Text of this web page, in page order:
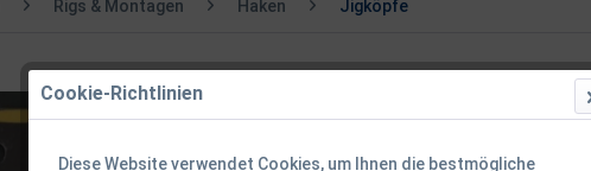
Rigs & Montagen Haken Jigköpfe
Gamakatsu
Stück
Cookie-Richtlinien
Diese Website verwendet Cookies, um Ihnen die bestmögliche